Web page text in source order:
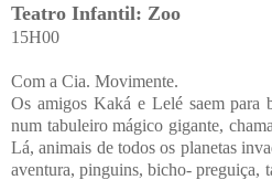
Teatro Infantil: Zoo
15H00
Com a Cia. Movimente.
Os amigos Kaká e Lelé saem para
num tabuleiro mágico gigante,
Lá, animais de todos os planetas
aventura, pinguins, bicho- preguiça,